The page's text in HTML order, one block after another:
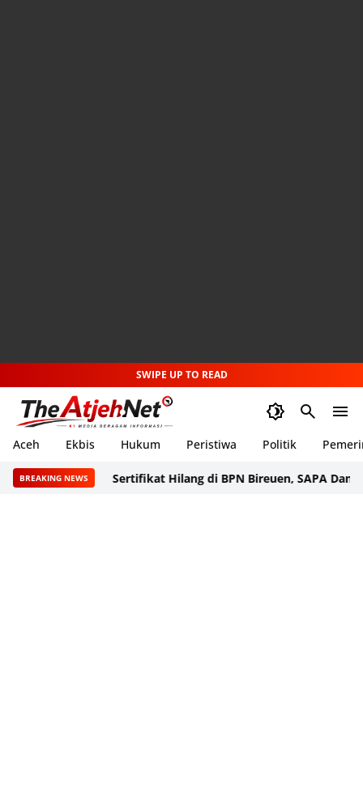
SWIPE UP TO READ
Aceh Ekbis Hukum Peristiwa Politik
BREAKING NEWSSertifikat Hilang di BPN Bireuen, SAPA Dampingi